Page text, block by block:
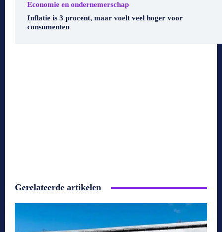
Economie en ondernemerschap
Inflatie is 3 procent, maar voelt veel hoger voor
consumenten
Gerelateerde artikelen